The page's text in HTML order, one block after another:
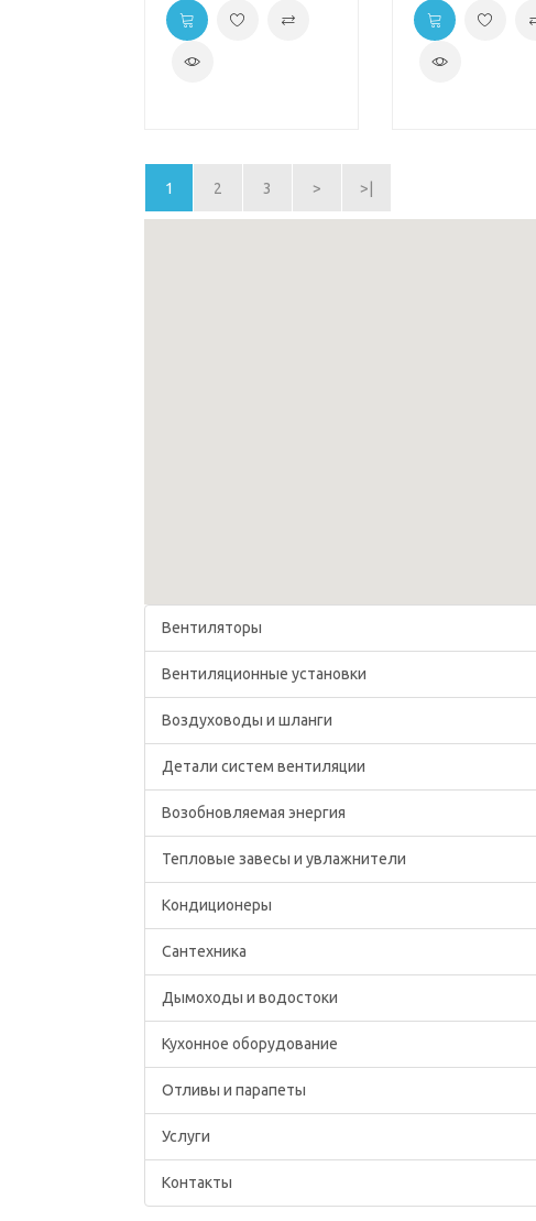
1 2 3 > >|
Вентиляторы
Вентиляционные установки
Воздуховоды и шланги
Детали систем вентиляции
Возобновляемая энергия
Тепловые завесы и увлажнители
Кондиционеры
Сантехника
Дымоходы и водостоки
Кухонное оборудование
Отливы и парапеты
Услуги
Контакты